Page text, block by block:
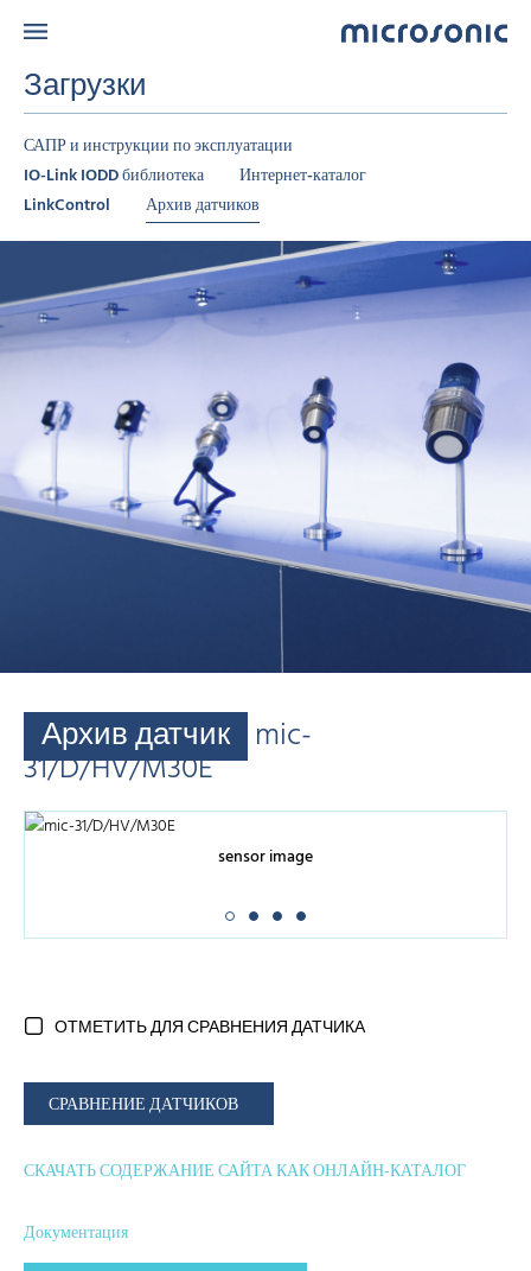
Загрузки
САПР и инструкции по эксплуатации
IO-Link IODD библиотека
Интернет-каталог
LinkControl
Архив датчиков
Архив датчик mic-
31/D/HV/M30E
sensor image
ОТМЕТИТЬ ДЛЯ СРАВНЕНИЯ ДАТЧИКА
СРАВНЕНИЕ ДАТЧИКОВ
СКАЧАТЬ СОДЕРЖАНИЕ САЙТА КАК ОНЛАЙН-КАТАЛОГ
Документация